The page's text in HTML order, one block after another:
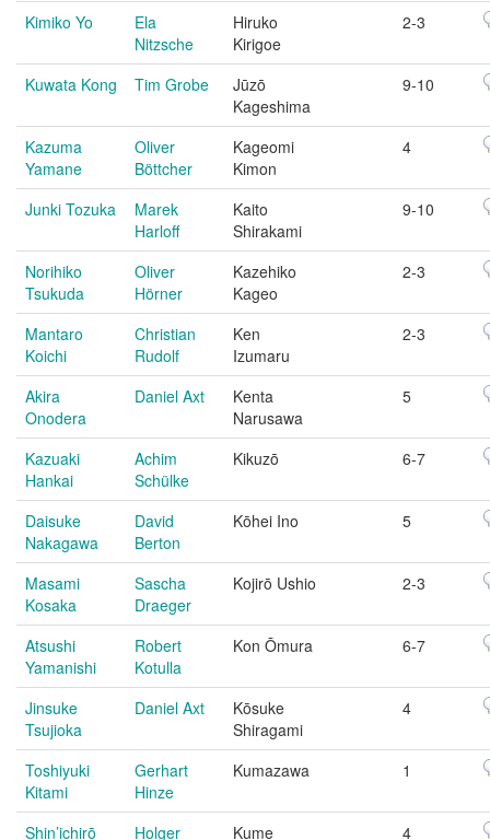
Kimiko Yo
Ela
Nitzsche
Hiruko
Kirigoe
2-3
Kuwata Kong Tim Grobe
Jūzō
Kageshima
9-10
Kazuma
Yamane
Oliver
Böttcher
Kageomi
Kimon
4
Junki Tozuka
Marek
Harloff
Kaito
Shirakami
9-10
Norihiko
Tsukuda
Oliver
Hörner
Kazehiko
Kageo
2-3
Mantaro
Koichi
Christian
Rudolf
Ken
Izumaru
2-3
Akira
Onodera
Daniel Axt
Kenta
Narusawa
5
Kazuaki
Hankai
Achim
Schülke
Kikuzō 6-7
Daisuke
Nakagawa
David
Berton
Kōhei Ino 5
Masami
Kosaka
Sascha
Draeger
Kojirō Ushio 2-3
Atsushi
Yamanishi
Robert
Kotulla
Kon Ōmura 6-7
Jinsuke
Tsujioka
Daniel Axt
Kōsuke
Shiragami
4
Toshiyuki
Kitami
Gerhart
Hinze
Kumazawa 1
Shin’ichirō Holger Kume 4